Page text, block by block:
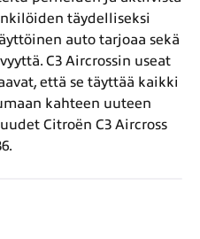
täydelliseksi
auto tarjoaa sekä
C3 Aircrossin useat
että se täyttää kaikki
kahteen uuteen
Citroën C3 Aircross